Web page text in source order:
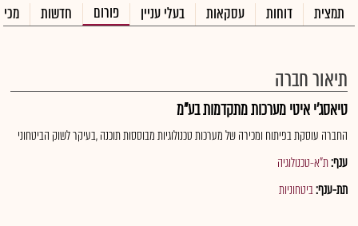
תמצית דוחות עסקאות בעלי עניין פורום חדשות
תיאור חברה
טיאסג'י איטי מערכות מתקדמות בע"מ
החברה עוסקת בפיתוח ומכירה של מערכות טכנולוגיות מבוססות תוכנה ,בעיקר לשוק הביטחוני
ענף:ת"א-טכנולוגיה
תת-ענף:ביטחוניות